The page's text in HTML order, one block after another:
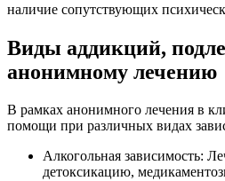
наличие сопутствующих
Виды аддикций,
анонимному лечению
В рамках анонимного лечения в
помощи при различных видах
Алкогольная зависимость:
детоксикацию,